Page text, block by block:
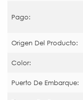
Pago:
Origen Del Producto:
Color:
Puerto De Embarque: